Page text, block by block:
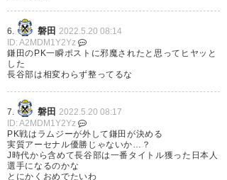
⚽ チームのトップスコアラー 👑
チーム最多となる5ゴールを今大
会 記録し、#フランクフルト の
#UEL 優勝に大きく貢献した #鎌
田大地。
https://t.co/zHCwJRMUEz
6. 磐田 2022.5.20 08:14
ID: A2MDM1Y2Yz
鎌田のPK一瞬ポストに邪魔されたと思ってヒヤッと
した
長谷部は相変わらず整ってるな
7. 磐田 2022.5.20 08:17
ID: A2MDM1Y2Yz
PK戦はラムジーが外して鎌田が決める
実質アーセナル優勝じゃないか…？
J時代から含めて長谷部は一番タイトル獲った日本人
選手になるのかな
とにかくおめでたいわ